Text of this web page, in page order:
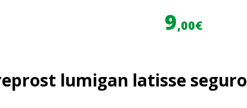
9,00€
lumigan latisse seguro